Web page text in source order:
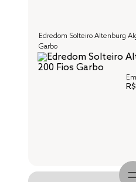
Edredom Solteiro Altenburg
Garbo